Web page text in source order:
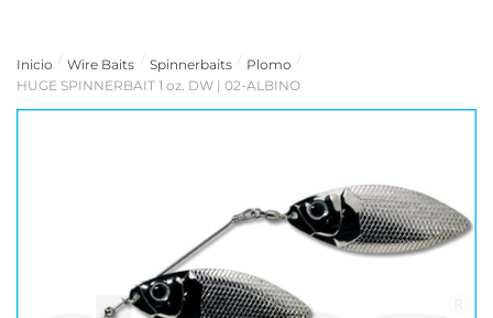
Inicio / Wire Baits / Spinnerbaits / Plomo /
HUGE SPINNERBAIT 1 oz. DW | 02-ALBINO